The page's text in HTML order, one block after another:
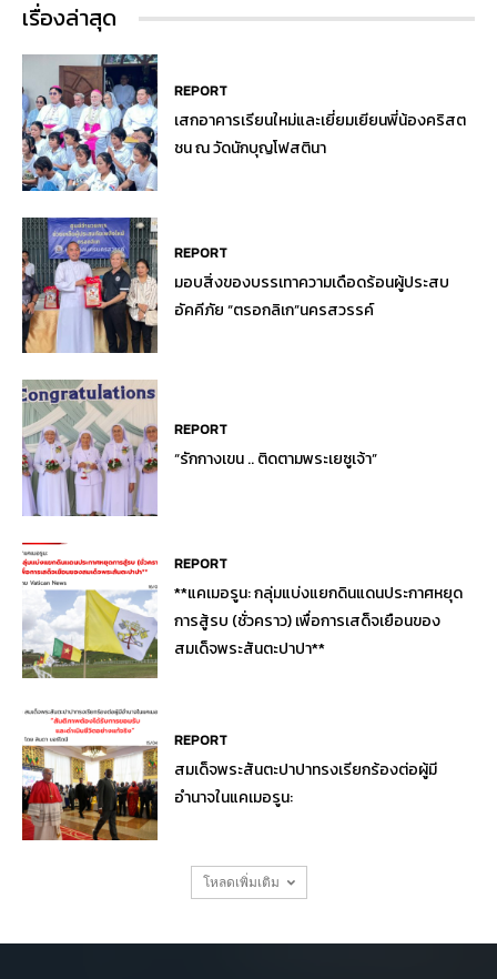
เรื่องล่าสุด
REPORT
เสกอาคารเรียนใหม่และเยี่ยมเยียนพี่น้องคริสต
ชน ณ วัดนักบุญโฟสตินา
REPORT
มอบสิ่งของบรรเทาความเดือดร้อนผู้ประสบ
อัคคีภัย “ตรอกลิเก”นครสวรรค์
REPORT
“รักกางเขน .. ติดตามพระเยซูเจ้า”
REPORT
**แคเมอรูน: กลุ่มแบ่งแยกดินแดนประกาศหยุด
การสู้รบ (ชั่วคราว) เพื่อการเสด็จเยือนของ
สมเด็จพระสันตะปาปา**
REPORT
สมเด็จพระสันตะปาปาทรงเรียกร้องต่อผู้มี
อำนาจในแคเมอรูน:
โหลดเพิ่มเติม